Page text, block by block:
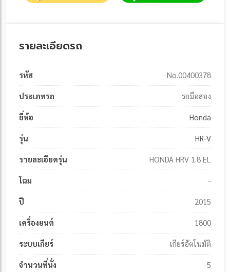
รายละเอียดรถ
รหัส No.00400378
ประเภทรถ รถมือสอง
ยี่ห้อ Honda
รุ่น HR-V
รายละเอียดรุ่น HONDA HRV 1.8 EL
โฉม -
ปี 2015
เครื่องยนต์ 1800
ระบบเกียร์ เกียร์อัตโนมัติ
จำนวนที่นั่ง 5